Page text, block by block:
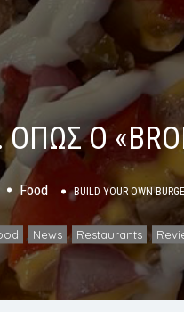
ΟΠΩΣ Ο
Food BUILD YOUR OWN
, News , Restaurants ,